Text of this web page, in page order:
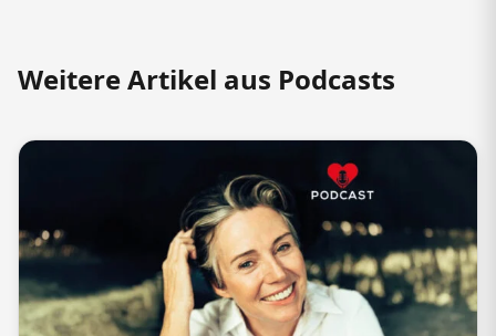
Weitere Artikel aus Podcasts